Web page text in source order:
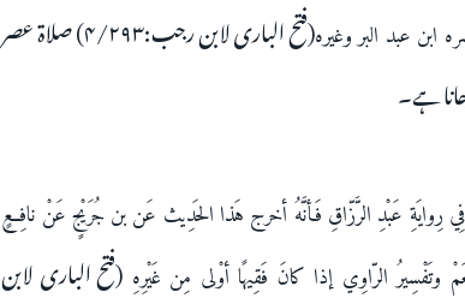
ابن عبد البر وغيره
(فتح الباری لابن رجب:۴/۲۹۳) صلاۃ عصر
ہے۔
فِي رِوايَةِ عَبْدِ الرَّزّاقِ فَأنَّهُ أخرج هَذا الحَدِيث عَن بن جُرَيْجٍ عَنْ نافِعٍ
الرّاوِي إذا كانَ فَقِيهًا أوْلى مِن غَيْرِهِ (فتح الباری لابن